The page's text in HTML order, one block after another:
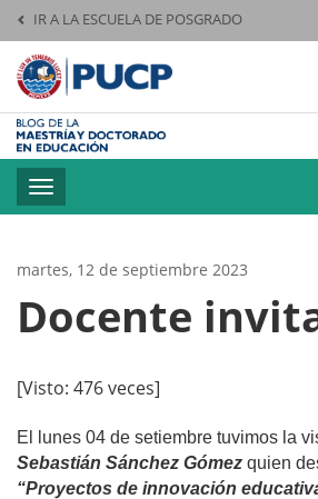
IR A LA ESCUELA DE POSGRADO
Toggle
navigation
martes, 12 de septiembre 2023
Docente
[Visto: 476 veces]
El lunes 04 de setiembre tuvimos la
Sebastián Sánchez Gómez quien
“Proyectos de innovación